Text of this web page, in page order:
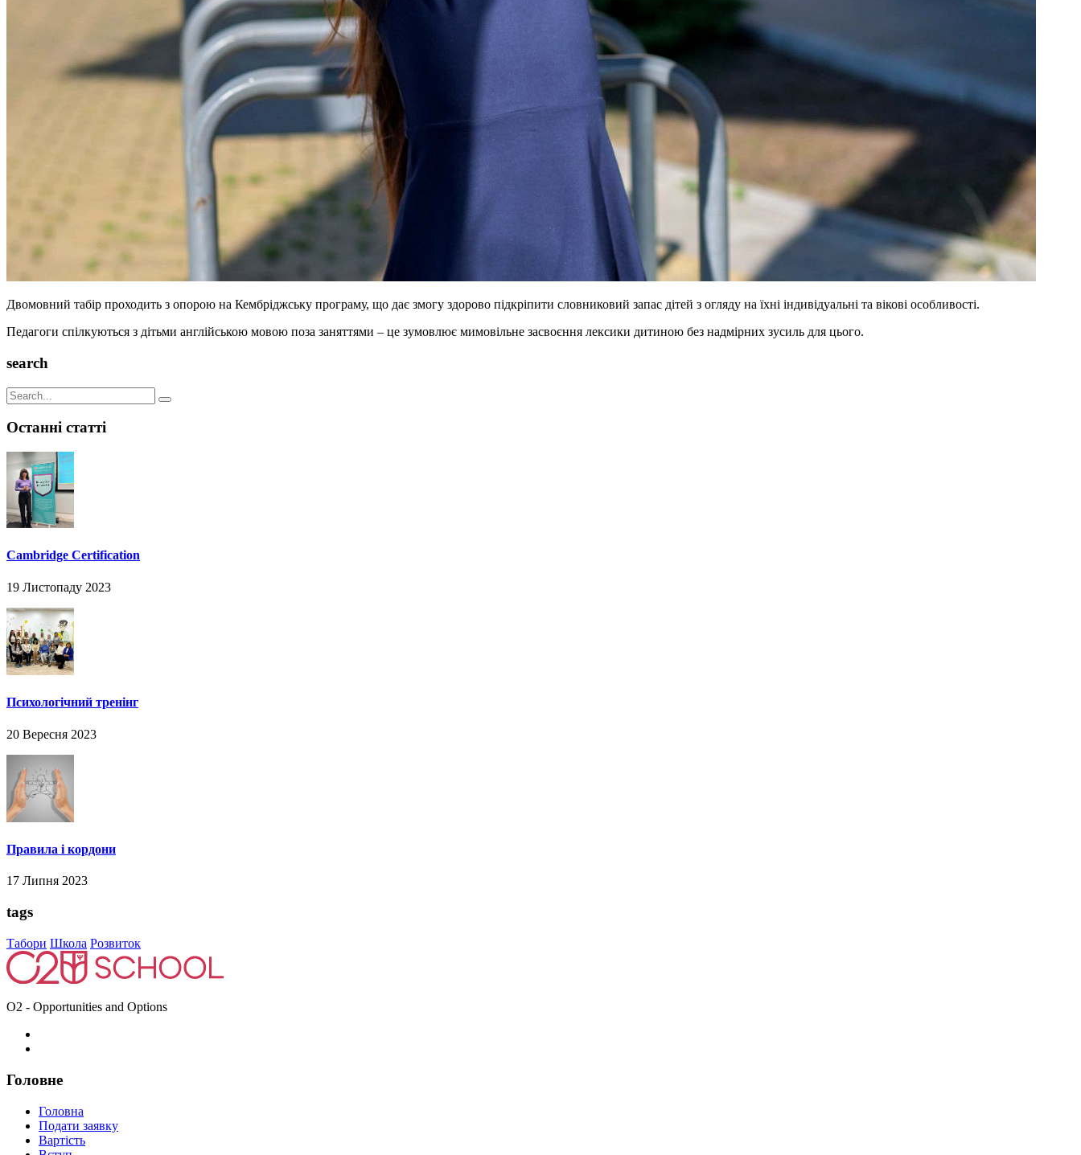
Двомовний табір проходить з опорою на Кембріджську програму, що дає змогу здорово підкріпити словниковий запас дітей з огляду на їхні індивідуальні та вікові особливості.
Педагоги спілкуються з дітьми англійською мовою поза заняттями – це зумовлює мимовільне засвоєння лексики дитиною без надмірних зусиль для цього.
search
Останні статті
Cambridge Certification
19 Листопаду 2023
Психологічний тренінг
20 Вересня 2023
Правила і кордони
17 Липня 2023
tags
Табори Школа Розвиток
O2 - Opportunities and Options
Головне
Головна
Подати заявку
Вартість